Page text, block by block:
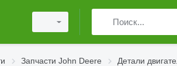
Запчасти John Deere Детали